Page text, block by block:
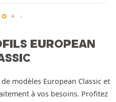
EUROPEAN
modèles European Classic et
à vos besoins. Profitez